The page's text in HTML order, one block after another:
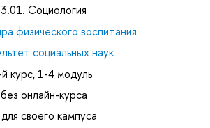
Социология
физического воспитания
социальных наук
курс, 1-4 модуль
без онлайн-курса
для своего кампуса